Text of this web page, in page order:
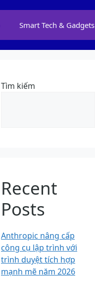
Smart Tech & Gadgets
Tìm kiếm
Recent
Posts
Anthropic nâng cấp
công cụ lập trình với
trình duyệt tích hợp
mạnh mẽ năm 2026